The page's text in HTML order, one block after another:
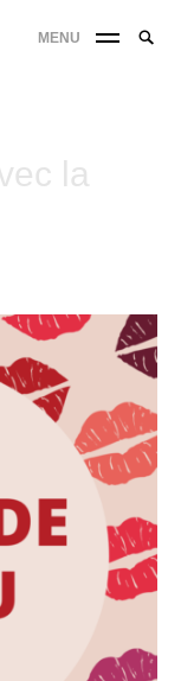
MENU
la